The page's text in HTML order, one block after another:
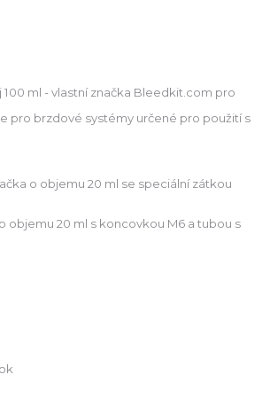
100 ml - vlastní značka Bleedkit.com pro
pro brzdové systémy určené pro použití s
o objemu 20 ml se speciální zátkou
objemu 20 ml s koncovkou M6 a tubou s